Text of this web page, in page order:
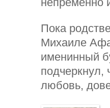
Пока
Михаиле
именинный
подчеркнул,
любовь,